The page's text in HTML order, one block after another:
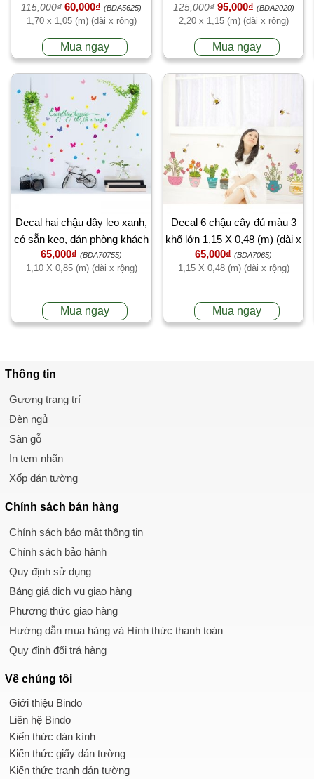
chồng
115,000₫ 60,000₫ (BDA5625)
1,70 x 1,05 (m) (dài x rộng)
Mua ngay
rời
125,000₫ 95,000₫ (BDA2020)
2,20 x 1,15 (m) (dài x rộng)
Mua ngay
Decal hai chậu dây leo xanh,
có sẵn keo, dán phòng khách
quán đẹp
65,000₫ (BDA70755)
1,10 X 0,85 (m) (dài x rộng)
Mua ngay
Decal 6 chậu cây đủ màu 3
khổ lớn 1,15 X 0,48 (m) (dài x
rộng)
65,000₫ (BDA7065)
1,15 X 0,48 (m) (dài x rộng)
Mua ngay
Thông tin
Gương trang trí
Đèn ngủ
Sàn gỗ
In tem nhãn
Xốp dán tường
Chính sách bán hàng
Chính sách bảo mật thông tin
Chính sách bảo hành
Quy định sử dụng
Bảng giá dịch vụ giao hàng
Phương thức giao hàng
Hướng dẫn mua hàng và Hình thức thanh toán
Quy định đổi trả hàng
Về chúng tôi
Giới thiệu Bindo
Liên hệ Bindo
Kiến thức dán kính
Kiến thức giấy dán tường
Kiến thức tranh dán tường